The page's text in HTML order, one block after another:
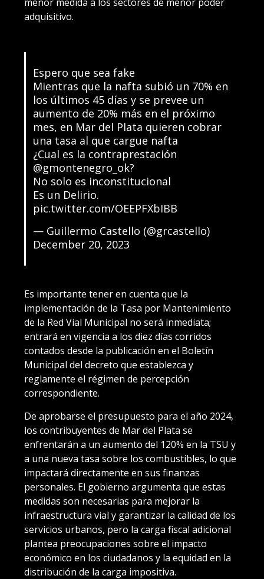
adquisitivo.
Espero que sea fake
Mientras que la nafta subió un 70% en
los últimos 45 días y se prevee un
aumento de 20% más en el próximo
mes, en Mar del Plata quieren cobrar
una tasa al que cargue nafta
¿Cual es la contraprestación
@gmontenegro_ok?
No solo es inconstitucional
Es un Delirio.
pic.twitter.com/OEEPFXbIBB
— Guillermo Castello (@grcastello)
December 20, 2023
Es importante tener en cuenta que la
implementación de la Tasa por Mantenimiento
de la Red Vial Municipal no será inmediata;
entrará en vigencia a los diez días corridos
contados desde la publicación en el Boletín
Municipal del decreto que establezca y
reglamente el régimen de percepción
correspondiente.
De aprobarse el presupuesto para el año 2024,
los contribuyentes de Mar del Plata se
enfrentarán a un aumento del 120% en la TSU y
a una nueva tasa sobre los combustibles, lo que
impactará directamente en sus finanzas
personales. El gobierno argumenta que estas
medidas son necesarias para mejorar la
infraestructura vial y garantizar la calidad de los
servicios urbanos, pero la carga fiscal adicional
plantea preocupaciones sobre el impacto
económico en los ciudadanos y la equidad en la
distribución de la carga impositiva.